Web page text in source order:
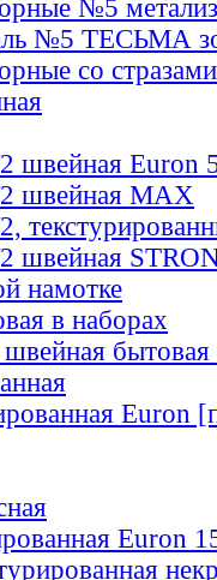
№5
№5 ТЕСЬМА
со стразами
швейная Euron
2 швейная МАХ
швейная
намотке
в наборах
бытовая
Euron
Euron